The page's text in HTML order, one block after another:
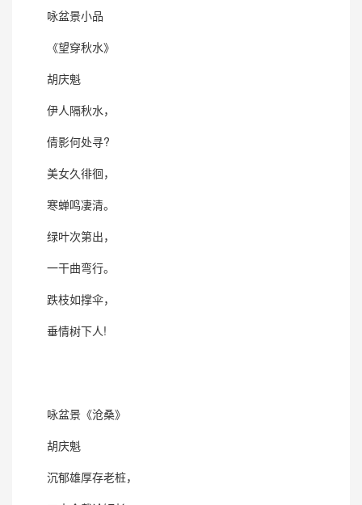
咏盆景小品
《望穿秋水》
胡庆魁
伊人隔秋水，
倩影何处寻?
美女久徘徊，
寒蝉鸣凄清。
绿叶次第出，
一干曲弯行。
跌枝如撑伞，
垂情树下人!
咏盆景《沧桑》
胡庆魁
沉郁雄厚存老桩，